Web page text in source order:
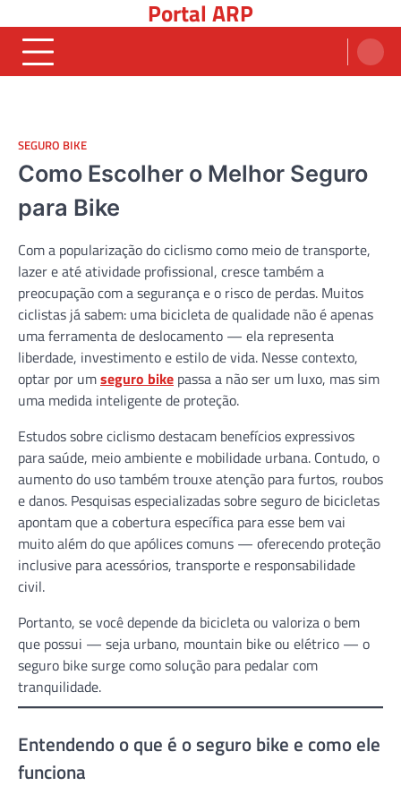
to
content
Portal ARP
SEGURO BIKE
Como Escolher o Melhor Seguro
para Bike
Com a popularização do ciclismo como meio de transporte,
lazer e até atividade profissional, cresce também a
preocupação com a segurança e o risco de perdas. Muitos
ciclistas já sabem: uma bicicleta de qualidade não é apenas
uma ferramenta de deslocamento — ela representa
liberdade, investimento e estilo de vida. Nesse contexto,
optar por umseguro bike passa a não ser um luxo, mas sim
uma medida inteligente de proteção.
Estudos sobre ciclismo destacam benefícios expressivos
para saúde, meio ambiente e mobilidade urbana. Contudo, o
aumento do uso também trouxe atenção para furtos, roubos
e danos. Pesquisas especializadas sobre seguro de bicicletas
apontam que a cobertura específica para esse bem vai
muito além do que apólices comuns — oferecendo proteção
inclusive para acessórios, transporte e responsabilidade
civil.
Portanto, se você depende da bicicleta ou valoriza o bem
que possui — seja urbano, mountain bike ou elétrico — o
seguro bike surge como solução para pedalar com
tranquilidade.
Entendendo o que é o seguro bike e como ele
funciona